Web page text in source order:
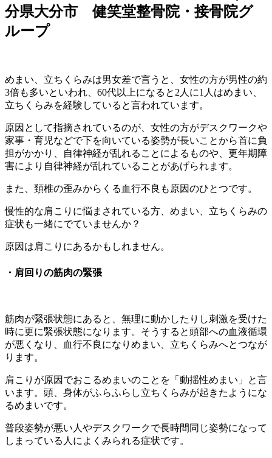
分県大分市 健笑堂整骨院・接骨院グ
ループ
めまい、立ちくらみは男女差で言うと、女性の方が男性の約
3倍も多いといわれ、60代以上になると2人に1人はめまい、
立ちくらみを経験していると言われています。
原因として指摘されているのが、女性の方がデスクワークや
家事・育児などで下を向いている姿勢が長いことから首に負
担がかかり、自律神経が乱れることによるものや、更年期障
害により自律神経が乱れていることがあげられます。
また、頚椎の歪みからくる血行不良も原因のひとつです。
慢性的な肩こりに悩まされている方、めまい、立ちくらみの
症状も一緒にでていませんか？
原因は肩こりにあるかもしれません。
・肩回りの筋肉の緊張
筋肉が緊張状態にあると、無理に動かしたりし刺激を受けた
時に更に緊張状態になります。そうすると頭部への血液循環
が悪くなり、血行不良になりめまい、立ちくらみへとつなが
ります。
肩こりが原因でおこるめまいのことを「動揺性めまい」と言
います。頭、身体がふらふらし立ちくらみが起きたようにな
るめまいです。
普段姿勢が悪い人やデスクワークで長時間同じ姿勢になって
しまっている人によくみられる症状です。